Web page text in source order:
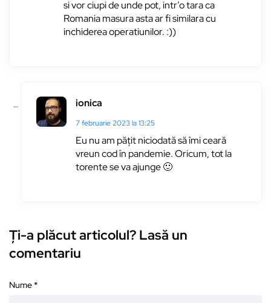
si vor ciupi de unde pot, intr’o tara ca
Romania masura asta ar fi similara cu
inchiderea operatiunilor. :))
ionica
7 februarie 2023 la 13:25
Eu nu am pățit niciodată să îmi ceară
vreun cod în pandemie. Oricum, tot la
torente se va ajunge 🙂
Ți-a plăcut articolul? Lasă un
comentariu
Nume *